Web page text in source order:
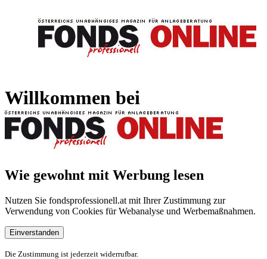
Willkommen bei
Wie gewohnt mit Werbung lesen
Nutzen Sie fondsprofessionell.at mit Ihrer Zustimmung zur
Verwendung von Cookies für Webanalyse und Werbemaßnahmen.
Einverstanden
Die Zustimmung ist jederzeit widerrufbar.